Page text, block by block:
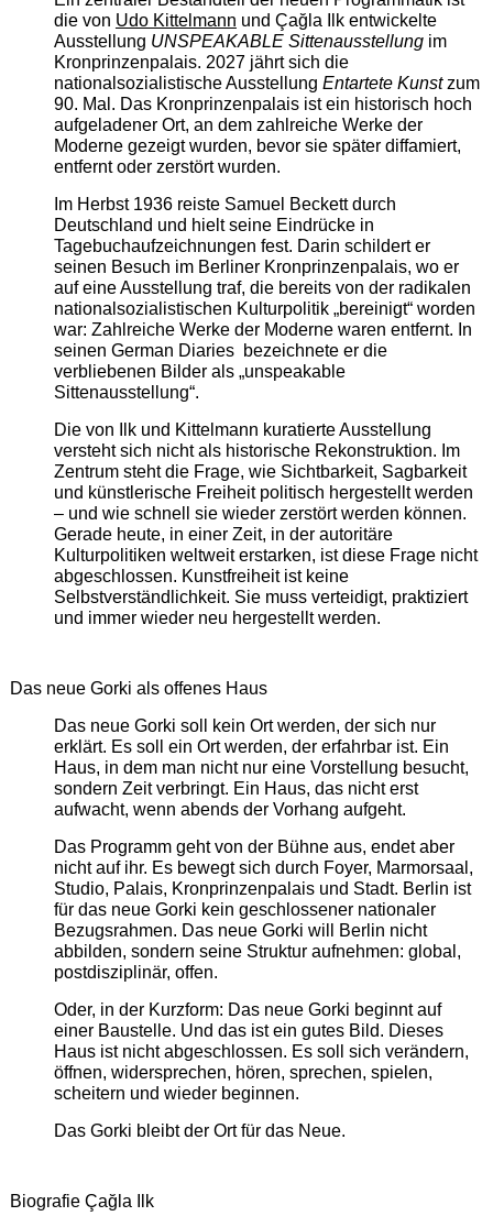
die von Udo Kittelmann und Çağla Ilk entwickelte
Ausstellung UNSPEAKABLE Sittenausstellungim
Kronprinzenpalais. 2027 jährt sich die
nationalsozialistische Ausstellung Entartete Kunstzum
90. Mal. Das Kronprinzenpalais ist ein historisch hoch
aufgeladener Ort, an dem zahlreiche Werke der
Moderne gezeigt wurden, bevor sie später diffamiert,
entfernt oder zerstört wurden.
Im Herbst 1936 reiste Samuel Beckett durch
Deutschland und hielt seine Eindrücke in
Tagebuchaufzeichnungen fest. Darin schildert er
seinen Besuch im Berliner Kronprinzenpalais, wo er
auf eine Ausstellung traf, die bereits von der radikalen
nationalsozialistischen Kulturpolitik „bereinigt“ worden
war: Zahlreiche Werke der Moderne waren entfernt. In
seinen German Diaries bezeichnete er die
verbliebenen Bilder als „unspeakable
Sittenausstellung“.
Die von Ilk und Kittelmann kuratierte Ausstellung
versteht sich nicht als historische Rekonstruktion. Im
Zentrum steht die Frage, wie Sichtbarkeit, Sagbarkeit
und künstlerische Freiheit politisch hergestellt werden
– und wie schnell sie wieder zerstört werden können.
Gerade heute, in einer Zeit, in der autoritäre
Kulturpolitiken weltweit erstarken, ist diese Frage nicht
abgeschlossen. Kunstfreiheit ist keine
Selbstverständlichkeit. Sie muss verteidigt, praktiziert
und immer wieder neu hergestellt werden.
Das neue Gorki als offenes Haus
Das neue Gorki soll kein Ort werden, der sich nur
erklärt. Es soll ein Ort werden, der erfahrbar ist. Ein
Haus, in dem man nicht nur eine Vorstellung besucht,
sondern Zeit verbringt. Ein Haus, das nicht erst
aufwacht, wenn abends der Vorhang aufgeht.
Das Programm geht von der Bühne aus, endet aber
nicht auf ihr. Es bewegt sich durch Foyer, Marmorsaal,
Studio, Palais, Kronprinzenpalais und Stadt. Berlin ist
für das neue Gorki kein geschlossener nationaler
Bezugsrahmen. Das neue Gorki will Berlin nicht
abbilden, sondern seine Struktur aufnehmen: global,
postdisziplinär, offen.
Oder, in der Kurzform: Das neue Gorki beginnt auf
einer Baustelle. Und das ist ein gutes Bild. Dieses
Haus ist nicht abgeschlossen. Es soll sich verändern,
öffnen, widersprechen, hören, sprechen, spielen,
scheitern und wieder beginnen.
Das Gorki bleibt der Ort für das Neue.
Biografie Çağla Ilk